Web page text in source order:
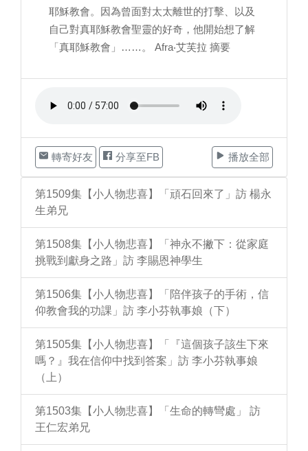
耶穌教會。因為曾面對太太離世的打擊、以及
自己對真耶穌教會聖靈的好奇，他開始想了解
「真耶穌教會」……。 Afra‧艾芙拉 摘要
轉寄好友 分享至FB 播放全部
第1509集【小人物悲喜】「頑石回來了」訪 楊永
生弟兄
第1508集【小人物悲喜】「神永不撇下：從家庭
挑戰到獻身之路」訪 李賜恩神學生
第1506集【小人物悲喜】「陪伴孩子的手術，信
仰教會我的功課」訪 李小芬執事娘（下）
第1505集【小人物悲喜】「『這個孩子該生下來
嗎？』我在信仰中找到答案」訪 李小芬執事娘
（上）
第1503集【小人物悲喜】「生命的轉彎處」 訪
王仁宏弟兄